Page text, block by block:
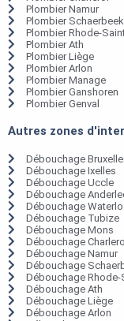
Plombier Namur
Plombier Schaerbeek
Plombier Rhode-
Plombier Ath
Plombier Liège
Plombier Arlon
Plombier Manage
Plombier Ganshoren
Plombier Genval
Autres zones
Débouchage
Débouchage Ixelles
Débouchage Uccle
Débouchage
Débouchage
Débouchage Tubize
Débouchage Mons
Débouchage
Débouchage Namur
Débouchage
Débouchage Rhode-
Débouchage Ath
Débouchage Liège
Débouchage Arlon